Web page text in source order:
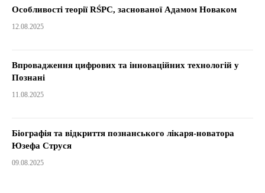
Особливості теорії RŚPC, заснованої Адамом Новаком
12.08.2025
Впровадження цифрових та інноваційних технологій у
Познані
11.08.2025
Біографія та відкриття познанського лікаря-новатора
Юзефа Струся
09.08.2025